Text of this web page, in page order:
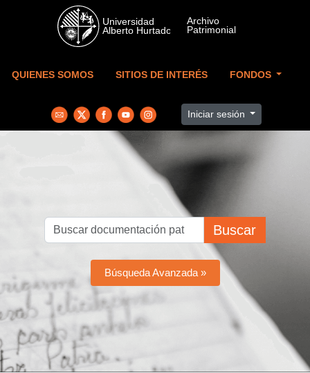
Skip to main content
QUIENES SOMOS SITIOS DE INTERÉS FONDOS
Iniciar sesión
Buscar
Búsqueda Avanzada »